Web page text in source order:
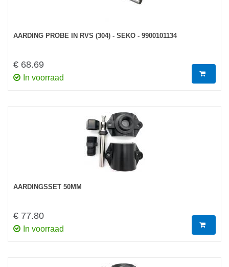
AARDING PROBE IN RVS (304) - SEKO - 9900101134
€ 68.69
In voorraad
AARDINGSSET 50MM
€ 77.80
In voorraad